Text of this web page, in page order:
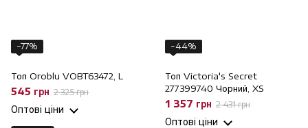
−77%
Топ Oroblu VOBT63472, L
545 грн 2 325 грн
Оптові ціни
−44%
Топ Victoria's Secret
277399740 Чорний, XS
1 357 грн 2 431 грн
Оптові ціни